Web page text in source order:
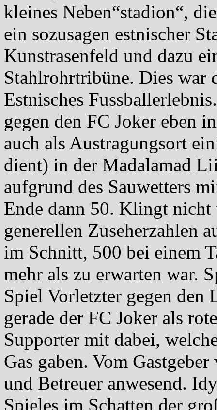
kleines Neben“stadion“,
ein sozusagen estnischer
Kunstrasenfeld und dazu
Stahlrohrtribüne. Dies war
Estnisches
gegen den FC Joker eben
auch als Austragungsort
dient) in der Madalamad
aufgrund des Sauwetters
Ende dann 50. Klingt
generellen Zuseherzahlen
im Schnitt, 500 bei einem
mehr als zu erwarten war.
Spiel Vorletzter gegen den
gerade der FC Joker als
Supporter mit dabei,
Gas gaben. Vom
und Betreuer anwesend.
Spieles im Schatten der